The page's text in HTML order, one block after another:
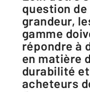
question
grandeur,
gamme
répondre à
en matière
durabilité et
acheteurs